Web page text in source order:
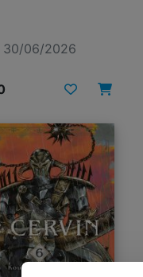
30/06/2026